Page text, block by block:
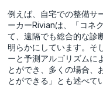
例えば、自宅での整備サ
ーカーRivianは、「コネ
て、遠隔でも総合的な診
明らかにしています。そ
ーと予測アルゴリズムに
とができ、多くの場合、
とができる」とも述べて